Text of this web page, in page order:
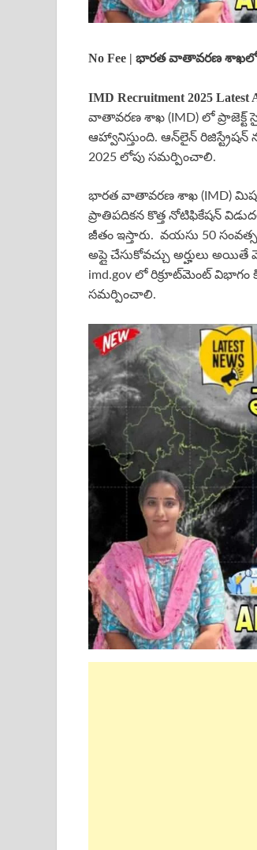
No Fee | భారత వాతావరణ శాఖలో
IMD Recruitment 2025 Latest
వాతావరణ శాఖ (IMD) లో ప్రాజెక్ట్
ఆహ్వానిస్తుంది. ఆన్‌లైన్ రిజిస్ట్రేషన్
2025 లోపు సమర్పించాలి.
భారత వాతావరణ శాఖ (IMD) మిషన్
ప్రాతిపదికన కొత్త నోటిఫికేషన్
జీతం ఇస్తారు. వయసు 50
అప్లై చేసుకోవచ్చు అర్హులు అయితే
imd.gov లో రిక్రూట్‌మెంట్
సమర్పించాలి.